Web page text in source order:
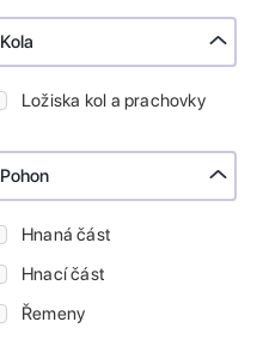
Kola
Ložiska kol a prachovky
Pohon
Hnaná část
Hnací část
Řemeny